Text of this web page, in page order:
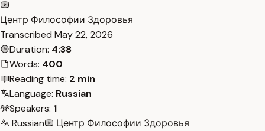
Центр Философии Здоровья
Transcribed May 22, 2026
Duration: 4:38
Words: 400
Reading time: 2 min
Language: Russian
Speakers: 1
Russian
Центр Философии Здоровья